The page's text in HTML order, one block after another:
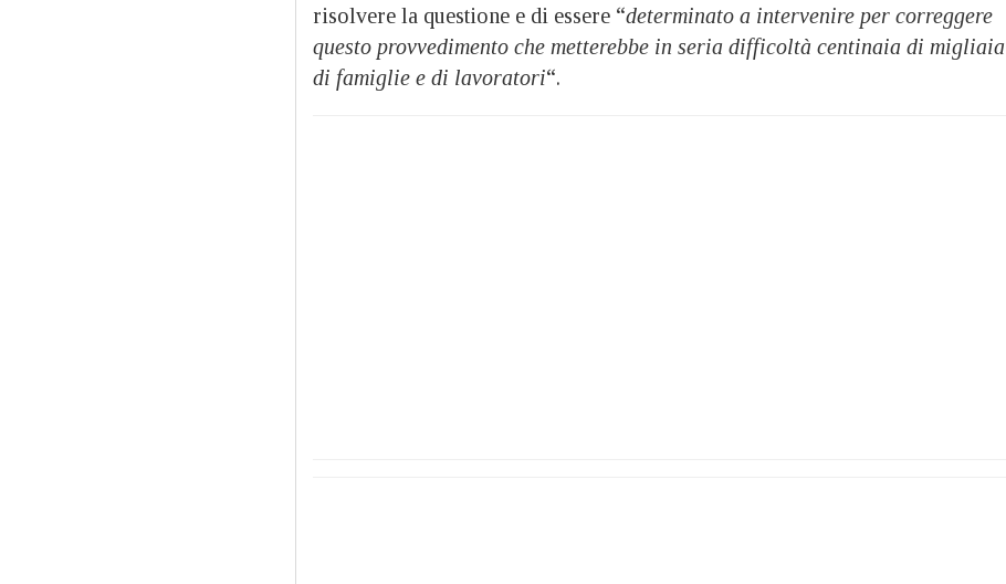
risolvere la questione e di essere “determinato a intervenire per correggere
questo provvedimento che metterebbe in seria difficoltà centinaia di migliaia
di famiglie e di lavoratori“.